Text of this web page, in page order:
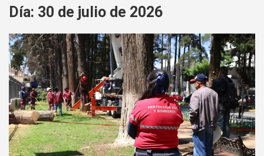
Día: 30 de julio de 2026